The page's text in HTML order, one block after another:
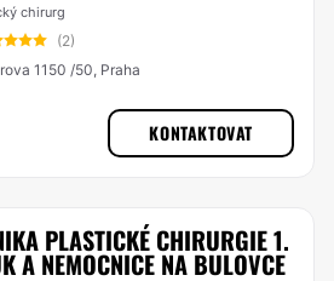
chirurg
(2)
1150 /50, Praha
KONTAKTOVAT
PLASTICKÉ CHIRURGIE 1.
A NEMOCNICE NA BULOVCE